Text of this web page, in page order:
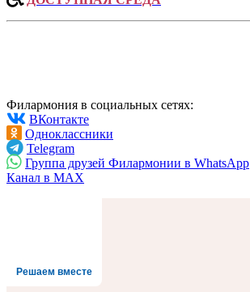
Филармония в социальных сетях:
ВКонтакте
Одноклассники
Telegram
Группа друзей Филармонии в WhatsApp
Канал в MAX
Решаем вместе